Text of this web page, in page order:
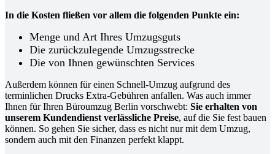
In die Kosten fließen vor allem die folgenden Punkte ein:
Menge und Art Ihres Umzugsguts
Die zurückzulegende Umzugsstrecke
Die von Ihnen gewünschten Services
Außerdem können für einen Schnell-Umzug aufgrund des
terminlichen Drucks Extra-Gebühren anfallen. Was auch immer
Ihnen für Ihren Büroumzug Berlin vorschwebt: Sie erhalten von
unserem Kundendienst verlässliche Preise, auf die Sie fest bauen
können. So gehen Sie sicher, dass es nicht nur mit dem Umzug,
sondern auch mit den Finanzen perfekt klappt.